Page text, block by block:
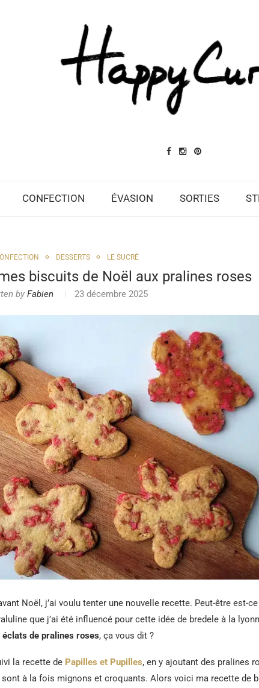
CONFECTION ÉVASION SORTIES
DESSERTS LE SUCRÉ
biscuits de Noël aux pralines roses
by Fabien 23 décembre 2025
Noël, j’ai voulu tenter une nouvelle recette. Peut-être est-
que j’ai été influencé pour cette idée de bredele à la
de pralines roses, ça vous dit ?
la recette de Papilles et Pupilles, en y ajoutant des pralines
à la fois mignons et croquants. Alors voici ma recette de